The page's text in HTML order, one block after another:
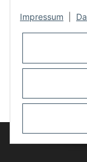
* Alle Preise inkl.
Impressum